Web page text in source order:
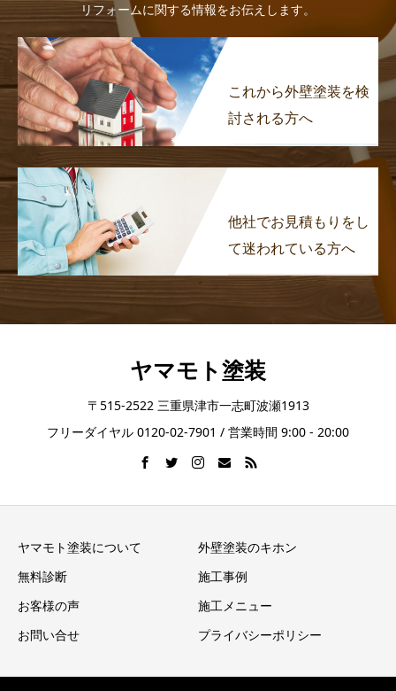
リフォームに関する情報をお伝えします。
これから外壁塗装を検
討される方へ
他社でお見積もりをし
て迷われている方へ
ヤマモト塗装
〒515-2522 三重県津市一志町波瀬1913
フリーダイヤル 0120-02-7901 / 営業時間 9:00 - 20:00
ヤマモト塗装について
外壁塗装のキホン
無料診断
施工事例
お客様の声
施工メニュー
お問い合せ
プライバシーポリシー